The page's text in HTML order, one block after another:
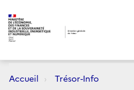
Accueil Trésor-Info